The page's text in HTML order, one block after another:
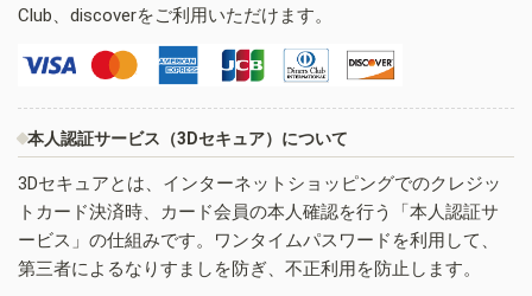
Club、discoverをご利用いただけます。
本人認証サービス（3Dセキュア）について
3Dセキュアとは、インターネットショッピングでのクレジッ
トカード決済時、カード会員の本人確認を行う「本人認証サ
ービス」の仕組みです。ワンタイムパスワードを利用して、
第三者によるなりすましを防ぎ、不正利用を防止します。